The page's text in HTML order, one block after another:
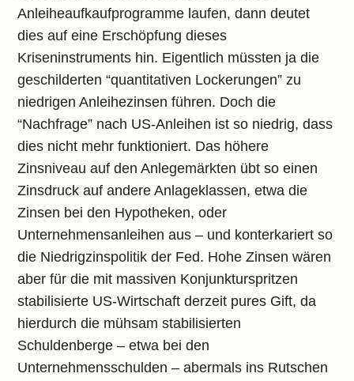
Anleiheaufkaufprogramme laufen, dann deutet
dies auf eine Erschöpfung dieses
Kriseninstruments hin. Eigentlich müssten ja die
geschilderten “quantitativen Lockerungen” zu
niedrigen Anleihezinsen führen. Doch die
“Nachfrage” nach US-Anleihen ist so niedrig, dass
dies nicht mehr funktioniert. Das höhere
Zinsniveau auf den Anlegemärkten übt so einen
Zinsdruck auf andere Anlageklassen, etwa die
Zinsen bei den Hypotheken, oder
Unternehmensanleihen aus – und konterkariert so
die Niedrigzinspolitik der Fed. Hohe Zinsen wären
aber für die mit massiven Konjunkturspritzen
stabilisierte US-Wirtschaft derzeit pures Gift, da
hierdurch die mühsam stabilisierten
Schuldenberge – etwa bei den
Unternehmensschulden – abermals ins Rutschen